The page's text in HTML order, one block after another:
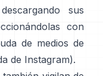
sus
con
de medios de
de Instagram).